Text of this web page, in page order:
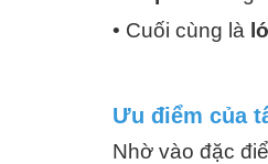
• Cuối cùng là
Ưu điểm của
Nhờ vào đặc